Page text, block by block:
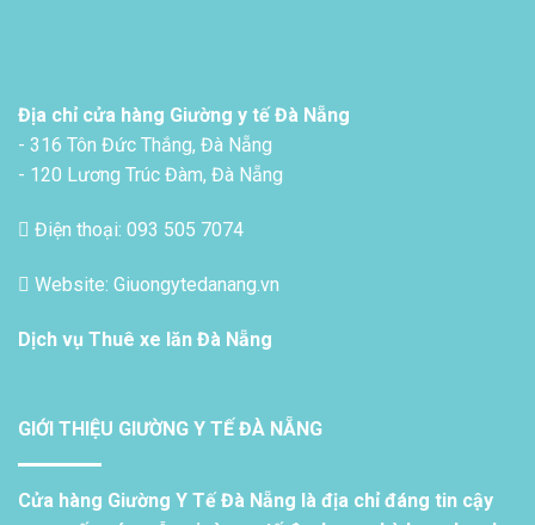
Địa chỉ cửa hàng Giường y tế Đà Nẵng
- 316 Tôn Đức Thắng, Đà Nẵng
- 120 Lương Trúc Đàm, Đà Nẵng
Điện thoại: 093 505 7074
Website: Giuongytedanang.vn
Dịch vụ Thuê xe lăn Đà Nẵng
GIỚI THIỆU GIƯỜNG Y TẾ ĐÀ NẴNG
Cửa hàng Giường Y Tế Đà Nẵng là địa chỉ đáng tin cậy